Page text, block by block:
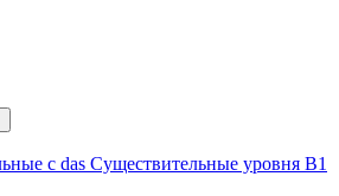
с das Существительные уровня B1